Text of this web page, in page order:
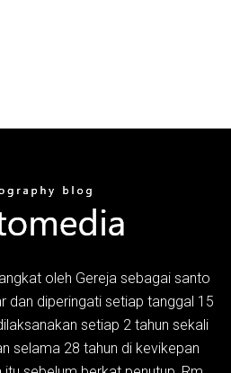
oleh Gereja sebagai santo
dan diperingati setiap tanggal 15
setiap 2 tahun sekali
selama 28 tahun di kevikepan